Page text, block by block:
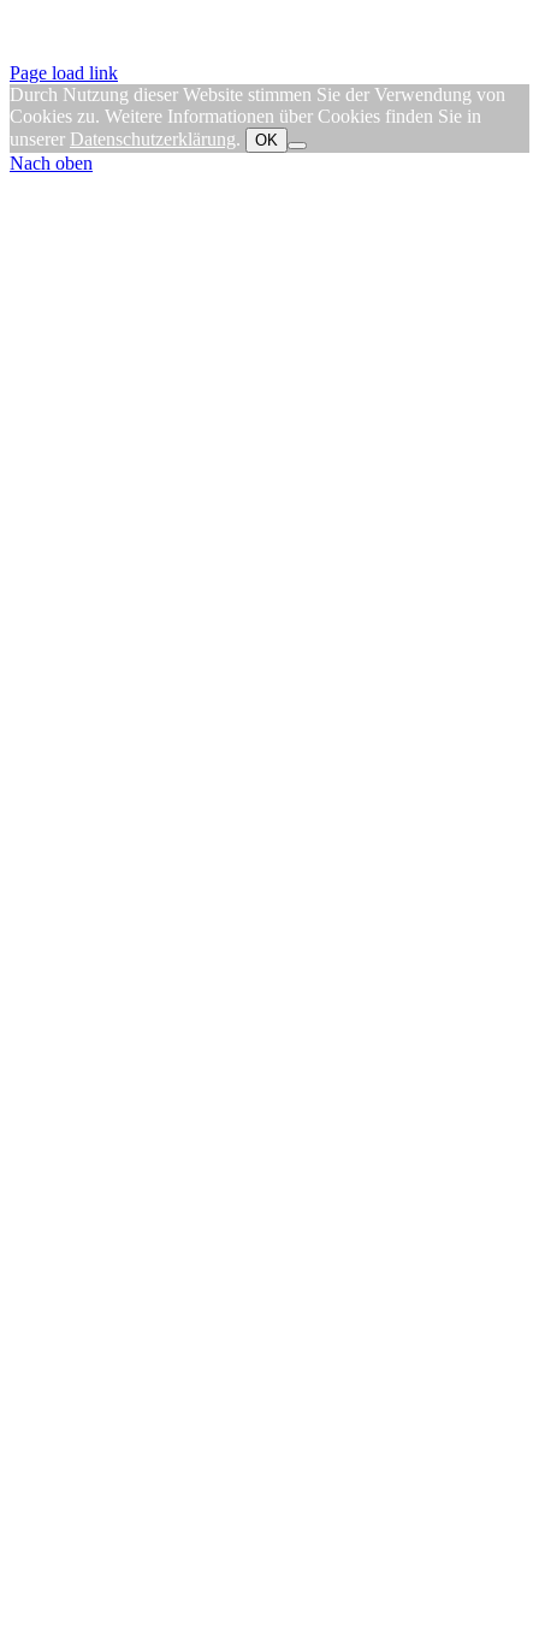
Page load link
Durch Nutzung dieser Website stimmen Sie der Verwendung von
Cookies zu. Weitere Informationen über Cookies finden Sie in
unserer Datenschutzerklärung. OK
Nach oben